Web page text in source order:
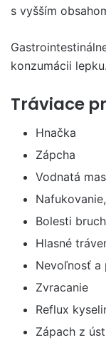
s vyšším
konzumácii lepku.
Tráviace
Hnačka
Zápcha
Vodnatá
Bolesti
Hlasné
Nevoľnosť a
Zvracanie
Reflux
Zápach z úst